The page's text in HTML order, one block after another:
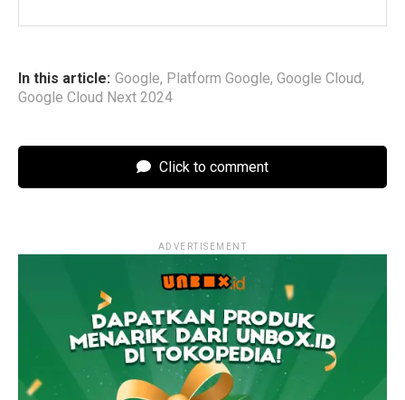
In this article: Google, Platform Google, Google Cloud,
Google Cloud Next 2024
Click to comment
ADVERTISEMENT